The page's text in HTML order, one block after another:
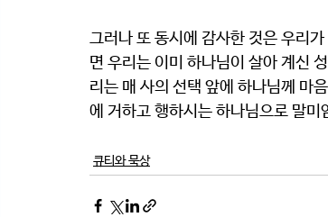
그러나 또 동시에 감사한 것은 우리
면 우리는 이미 하나님이 살아 계신
리는 매 사의 선택 앞에 하나님께 마
에 거하고 행하시는 하나님으로 말
큐티와 묵상